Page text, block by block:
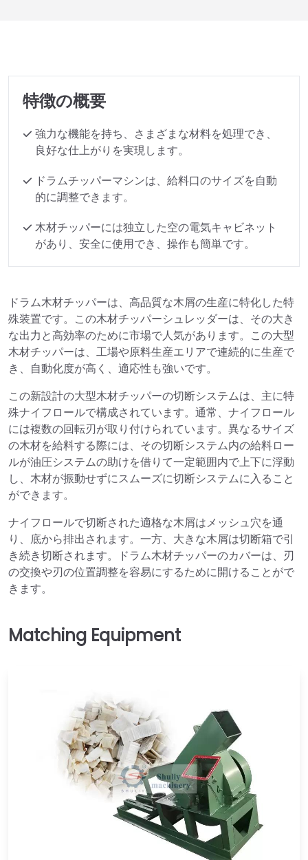
特徴の概要
強力な機能を持ち、さまざまな材料を処理でき、
良好な仕上がりを実現します。
ドラムチッパーマシンは、給料口のサイズを自動
的に調整できます。
木材チッパーには独立した空の電気キャビネット
があり、安全に使用でき、操作も簡単です。
ドラム木材チッパーは、高品質な木屑の生産に特化した特
殊装置です。この木材チッパーシュレッダーは、その大き
な出力と高効率のために市場で人気があります。この大型
木材チッパーは、工場や原料生産エリアで連続的に生産で
き、自動化度が高く、適応性も強いです。
この新設計の大型木材チッパーの切断システムは、主に特
殊ナイフロールで構成されています。通常、ナイフロール
には複数の回転刃が取り付けられています。異なるサイズ
の木材を給料する際には、その切断システム内の給料ロー
ルが油圧システムの助けを借りて一定範囲内で上下に浮動
し、木材が振動せずにスムーズに切断システムに入ること
ができます。
ナイフロールで切断された適格な木屑はメッシュ穴を通
り、底から排出されます。一方、大きな木屑は切断箱で引
き続き切断されます。ドラム木材チッパーのカバーは、刃
の交換や刃の位置調整を容易にするために開けることがで
きます。